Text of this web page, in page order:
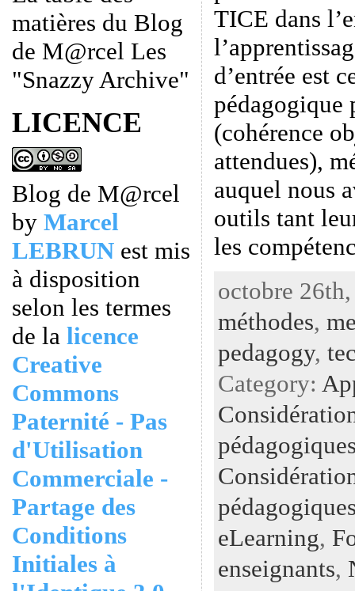
matières du Blog
de M@rcel Les
"Snazzy Archive"
LICENCE
Blog de M@rcel
by Marcel
LEBRUNest mis
à disposition
selon les termes
de la licence
Creative
Commons
Paternité - Pas
d'Utilisation
Commerciale -
Partage des
Conditions
Initiales à
TICE dans
d’entrée est
pédagogique
(cohérence
attendues),
auquel nous
outils tant
les
octobre
méthodes,
pedagogy,
Category:
eLearning,
enseignants,